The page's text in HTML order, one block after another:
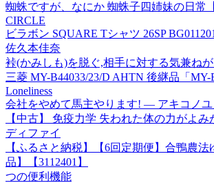
蜘蛛ですが、なにか 蜘蛛子四姉妹の日常
CIRCLE
ビラボン SQUARE Tシャツ 26SP
佐久本佳奈
裃(かみしも)を脱ぐ,相手に対する気兼ね
三菱 MY-B44033/23/D AHTN 後継品「
Loneliness
会社をやめて馬主やります! ― アキコノ
【中古】 免疫力学 失われた体の力がよ
ディファイ
【ふるさと納税】【6回定期便】合鴨農
品】【3112401】
つの便利機能